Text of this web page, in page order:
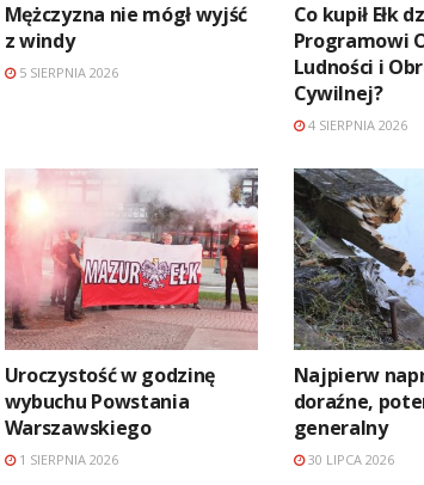
Mężczyzna nie mógł wyjść
z windy
5 SIERPNIA 2026
Co kupił Ełk
Programowi
Ludności i
Cywilnej?
4 SIERPNIA 2026
Uroczystość w godzinę
wybuchu Powstania
Warszawskiego
1 SIERPNIA 2026
Najpierw
doraźne,
generalny
30 LIPCA 2026